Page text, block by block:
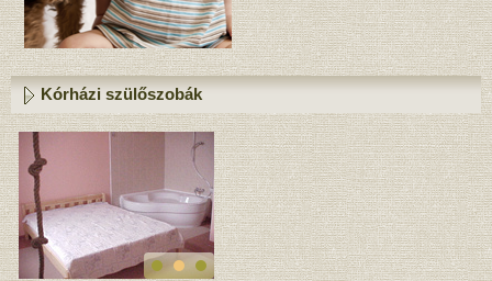
Kórházi szülőszobák